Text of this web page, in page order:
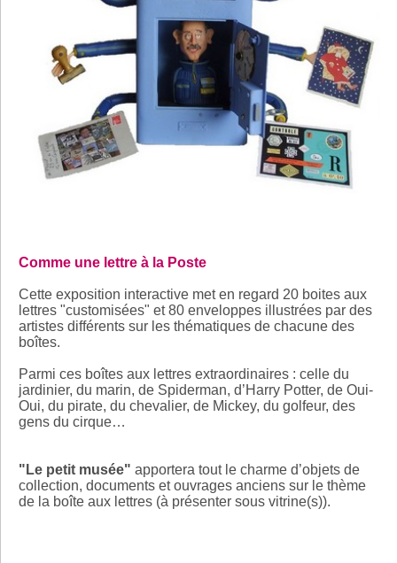
Comme une lettre à la Poste
Cette exposition interactive met en regard 20 boites aux
lettres "customisées" et 80 enveloppes illustrées par des
artistes différents sur les thématiques de chacune des
boîtes.
Parmi ces boîtes aux lettres extraordinaires : celle du
jardinier, du marin, de Spiderman, d’Harry Potter, de Oui-
Oui, du pirate, du chevalier, de Mickey, du golfeur, des
gens du cirque…
"Le petit musée" apportera tout le charme d’objets de
collection, documents et ouvrages anciens sur le thème
de la boîte aux lettres (à présenter sous vitrine(s)).